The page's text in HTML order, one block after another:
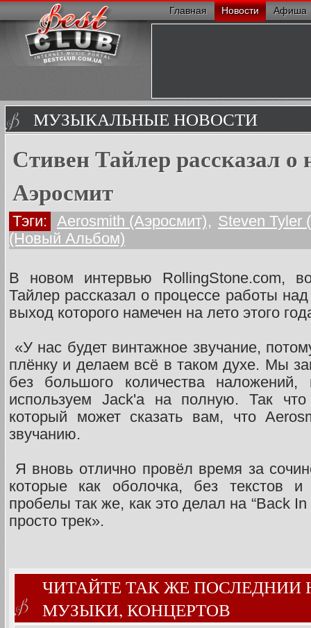
Главная Новости Афиша
МУЗЫКАЛЬНЫЕ НОВОСТИ
Стивен Тайлер рассказал о
Аэросмит
Тэги: Aerosmith (Аэросмит), Steven Tyler
(Новый Альбом)
В новом интервью RollingStone.com,
Тайлер рассказал о процессе работы
выход которого намечен на лето этого
«У нас будет винтажное звучание,
плёнку и делаем всё в таком духе. Мы
без большого количества
используем Jack'a на полную. Так
который может сказать вам, что
звучанию.
Я вновь отлично провёл время за
которые как оболочка, без текстов
пробелы так же, как это делал на “Back
просто трек».
ЧИТАЙТЕ ТАК ЖЕ ПОСЛЕДНИИ
МУЗЫКИ, КОНЦЕРТОВ